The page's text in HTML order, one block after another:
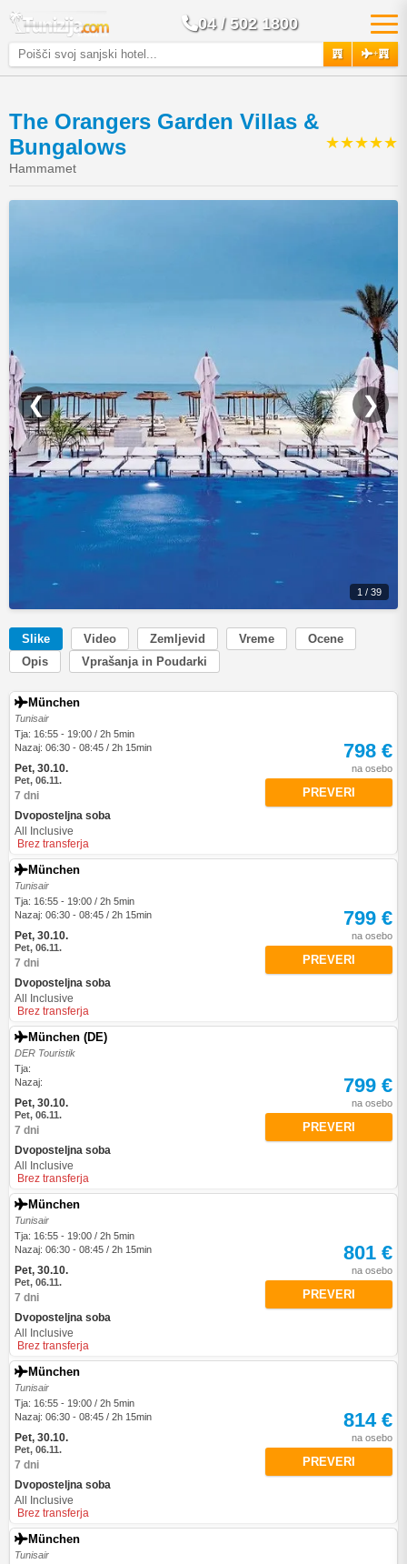
04 / 502 1800
+
The Orangers Garden Villas &
Bungalows
Hammamet
★★★★★
❮ ❯
1 / 39
Slike Video Zemljevid Vreme
Ocene
Opis
Vprašanja in Poudarki
München
Tunisair
Tja: 16:55 - 19:00 / 2h 5min
Nazaj: 06:30 - 08:45 / 2h 15min
Pet, 30.10.
Pet, 06.11.
7 dni
Dvoposteljna soba
All Inclusive
Brez transferja
798 €
na osebo
PREVERI
München
Tunisair
Tja: 16:55 - 19:00 / 2h 5min
Nazaj: 06:30 - 08:45 / 2h 15min
Pet, 30.10.
Pet, 06.11.
7 dni
Dvoposteljna soba
All Inclusive
Brez transferja
799 €
na osebo
PREVERI
München (DE)
DER Touristik
Tja:
Nazaj:
Pet, 30.10.
Pet, 06.11.
7 dni
Dvoposteljna soba
All Inclusive
Brez transferja
799 €
na osebo
PREVERI
München
Tunisair
Tja: 16:55 - 19:00 / 2h 5min
Nazaj: 06:30 - 08:45 / 2h 15min
Pet, 30.10.
Pet, 06.11.
7 dni
Dvoposteljna soba
All Inclusive
Brez transferja
801 €
na osebo
PREVERI
München
Tunisair
Tja: 16:55 - 19:00 / 2h 5min
Nazaj: 06:30 - 08:45 / 2h 15min
Pet, 30.10.
Pet, 06.11.
7 dni
Dvoposteljna soba
All Inclusive
Brez transferja
814 €
na osebo
PREVERI
München
Tunisair